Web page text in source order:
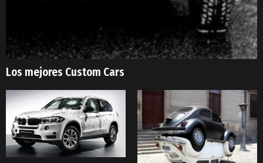
Los mejores Custom Cars